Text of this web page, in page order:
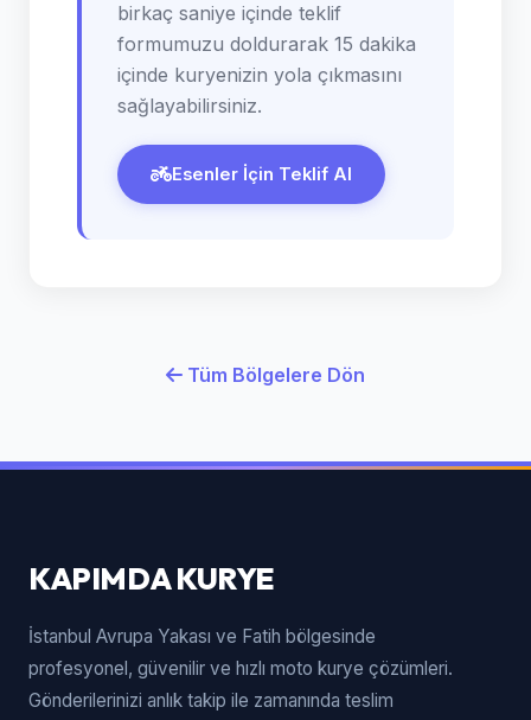
birkaç saniye içinde teklif
formumuzu doldurarak 15 dakika
içinde kuryenizin yola çıkmasını
sağlayabilirsiniz.
Esenler İçin Teklif Al
Tüm Bölgelere Dön
KAPIMDA KURYE
İstanbul Avrupa Yakası ve Fatih bölgesinde
profesyonel, güvenilir ve hızlı moto kurye çözümleri.
Gönderilerinizi anlık takip ile zamanında teslim